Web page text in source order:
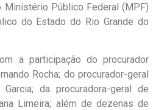
Ministério Público Federal (MPF)
do Estado do Rio Grande do
a participação do procurador
Rocha; do procurador-geral
da procuradora-geral de
Limeira; além de dezenas de